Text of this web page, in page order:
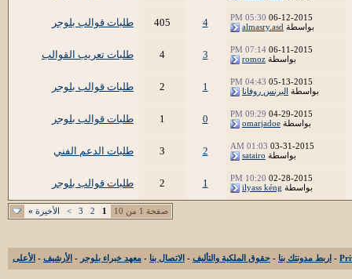
06-12-2015
05:30 PM
بواسطة almasry.asd
4
405 طلبات قوالب بلوجر
06-11-2015
07:14 PM
بواسطة romoz
3
4 طلبات تعريب القوالب
05-13-2015
04:43 PM
بواسطة البرنس روفانا 1
2 طلبات قوالب بلوجر
04-29-2015
09:29 PM
بواسطة omarjadoe
0
1 طلبات قوالب بلوجر
03-31-2015
01:03 AM
بواسطة satairo
2
3 طلبات الدعم الفني
02-28-2015
10:20 PM
بواسطة ilyass kéng
1
2 طلبات قوالب بلوجر
صفحة 1 من 10 1
2
3
> الأخيرة »
- اربط مدونتك بنا - حقوق الملكية والتأليف - الاتصال بنا - معهد خبراء بلوجر - الأرشيف - الأعلى